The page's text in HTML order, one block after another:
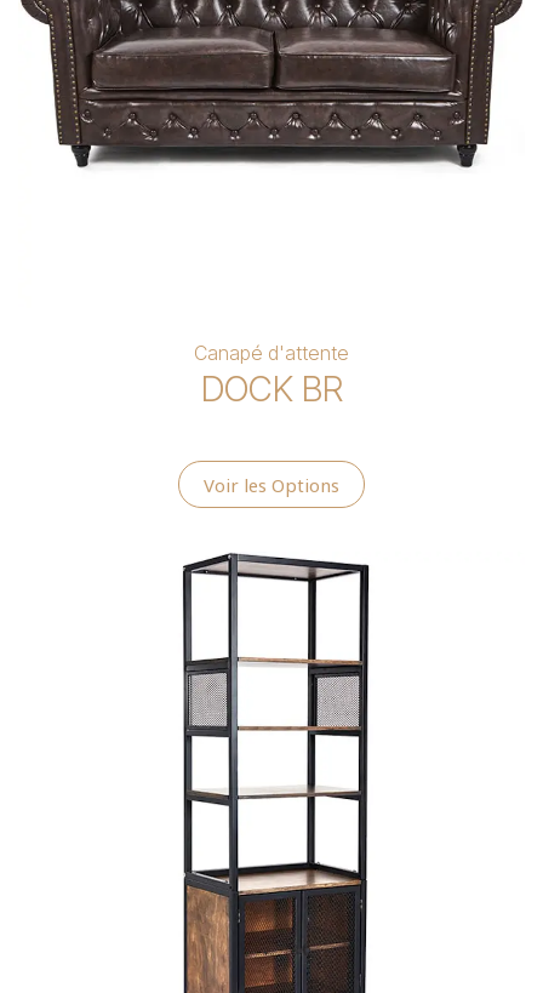
Canapé d'attente
DOCK BR
Voir les Options